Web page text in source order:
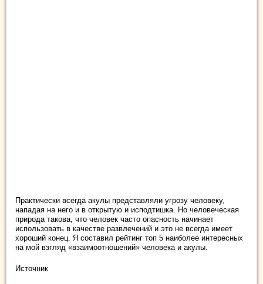
Практически всегда акулы представляли угрозу человеку,
нападая на него и в открытую и исподтишка. Но человеческая
природа такова, что человек часто опасность начинает
использовать в качестве развлечений и это не всегда имеет
хороший конец. Я составил рейтинг топ 5 наиболее интересных
на мой взгляд «взаимоотношений» человека и акулы.
Источник